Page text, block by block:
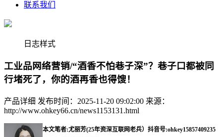
联系我们
日志样式
工业品网络营销/“酒香不怕巷子深”？巷子口都被同
行堵死了，你的酒再香也得馊！
产品详细 发布时间：2025-11-20 09:02:00 来源：
http://www.ohkey66.cn/news1153131.html
本文笔者:尤丽芳(25年资深互联网老兵）抖音号:ohkey15857409235